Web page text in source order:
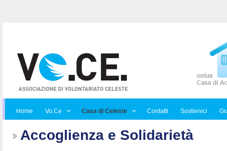
Home Vo.Ce Casa di Celeste Contatti Sostienici
Accoglienza e Solidarietà